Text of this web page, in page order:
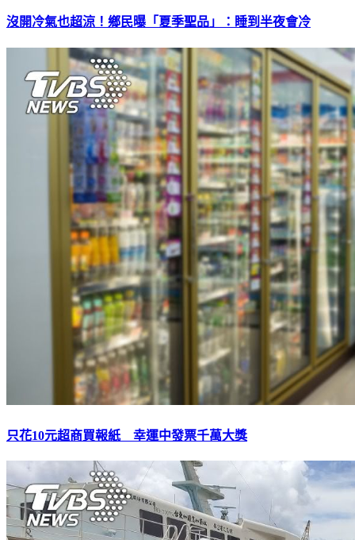
沒開冷氣也超涼！鄉民曝「夏季聖品」：睡到半夜會冷
只花10元超商買報紙 幸運中發票千萬大獎